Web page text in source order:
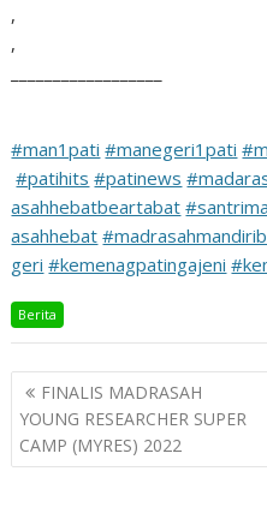
,
,
#man1pati #manegeri1pati
#patihits #patinews
asahhebatbeartabat
asahhebat
geri #kemenagpatingajeni
Berita
Navigasi
pos
FINALIS MADRASAH
YOUNG RESEARCHER SUPER
CAMP (MYRES) 2022